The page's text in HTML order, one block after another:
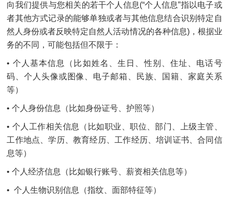
向我们提供与您相关的若干个人信息(“个人信息”指以电子或
者其他方式记录的能够单独或者与其他信息结合识别特定自
然人身份或者反映特定自然人活动情况的各种信息)，根据业
务的不同，可能包括但不限于：
• 个人基本信息（比如姓名、生日、性别、住址、电话号
码、个人头像或图像、电子邮箱、民族、国籍、家庭关系
等）
• 个人身份信息（比如身份证号、护照等）
• 个人工作相关信息（比如职业、职位、部门、上级主管、
工作地点、学历、教育经历、工作经历、培训证书、合同信
息等）
• 个人经济信息（比如银行账号、薪资相关信息等）
• 个人生物识别信息（指纹、面部特征等）